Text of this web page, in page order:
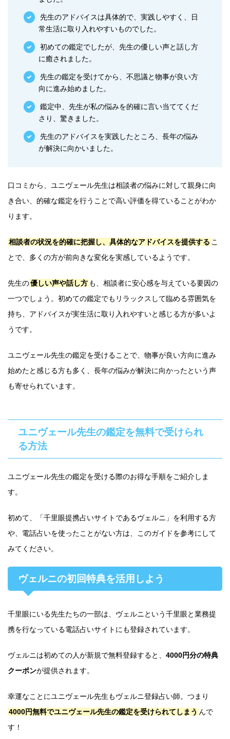
先生のアドバイスは具体的で、実践しやすく、日
常生活に取り入れやすいものでした。
初めての鑑定でしたが、先生の優しい声と話し方
に癒されました。
先生の鑑定を受けてから、不思議と物事が良い方
向に進み始めました。
鑑定中、先生が私の悩みを的確に言い当ててくだ
さり、驚きました。
先生のアドバイスを実践したところ、長年の悩み
が解決に向かいました。
口コミから、ユニヴェール先生は相談者の悩みに対して親身に向
き合い、的確な鑑定を行うことで高い評価を得ていることがわか
ります。
相談者の状況を的確に把握し、具体的なアドバイスを提供する こ
とで、多くの方が前向きな変化を実感しているようです。
先生の優しい声や話し方 も、相談者に安心感を与えている要因の
一つでしょう。初めての鑑定でもリラックスして臨める雰囲気を
持ち、アドバイスが実生活に取り入れやすいと感じる方が多いよ
うです。
ユニヴェール先生の鑑定を受けることで、物事が良い方向に進み
始めたと感じる方も多く、長年の悩みが解決に向かったという声
も寄せられています。
ユニヴェール先生の鑑定を無料で受けられ
る方法
ユニヴェール先生の鑑定を受ける際のお得な手順をご紹介しま
す。
初めて、「千里眼提携占いサイトであるヴェルニ」を利用する方
や、電話占いを使ったことがない方は、このガイドを参考にして
みてください。
ヴェルニの初回特典を活用しよう
千里眼にいる先生たちの一部は、ヴェルニという千里眼と業務提
携を行なっている電話占いサイトにも登録されています。
ヴェルニは初めての人が新規で無料登録すると、 4000円分の特典
クーポンが提供されます。
幸運なことにユニヴェール先生もヴェルニ登録占い師。つまり
4000円無料でユニヴェール先生の鑑定を受けられてしまう んで
す！